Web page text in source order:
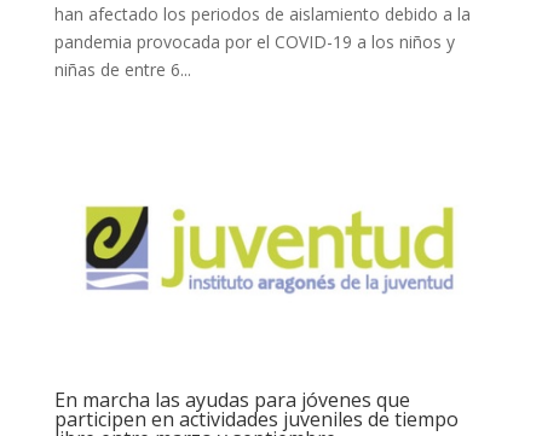
han afectado los periodos de aislamiento debido a la
pandemia provocada por el COVID-19 a los niños y
niñas de entre 6...
En marcha las ayudas para jóvenes que
participen en actividades juveniles de tiempo